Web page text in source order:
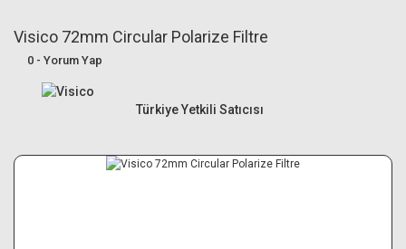
Canon R6 Mark IIIBundle Setler
Visico 72mm Circular Polarize Filtre
0 - Yorum Yap
Türkiye Yetkili Satıcısı